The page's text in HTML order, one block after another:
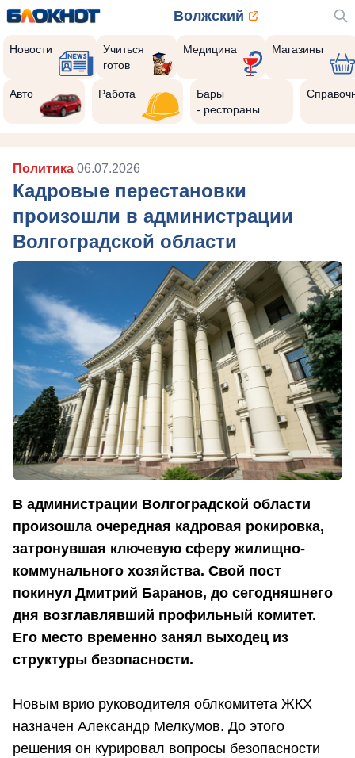
Волжский
Новости
Учиться
готов
Медицина Магазины
Авто Работа
Бары
- рестораны
Политика 06.07.2026
Кадровые перестановки
произошли в администрации
Волгоградской области
В администрации Волгоградской области
произошла очередная кадровая рокировка,
затронувшая ключевую сферу жилищно-
коммунального хозяйства. Свой пост
покинул Дмитрий Баранов, до сегодняшнего
дня возглавлявший профильный комитет.
Его место временно занял выходец из
структуры безопасности.
Новым врио руководителя облкомитета ЖКХ
назначен Александр Мелкумов. До этого
решения он курировал вопросы безопасности